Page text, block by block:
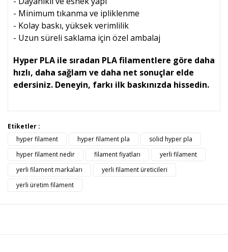
- Minimum tıkanma ve ipliklenme
- Kolay baskı, yüksek verimlilik
- Uzun süreli saklama için özel ambalaj
Hyper PLA ile sıradan PLA filamentlere göre daha
hızlı, daha sağlam ve daha net sonuçlar elde
edersiniz. Deneyin, farkı ilk baskınızda hissedin.
Bu ürüne ilk yorumu siz yapın!
Yorum Yaz
Bu ürünün fiyat bilgisi, resim, ürün açıklamalarında ve diğer
konularda yetersiz gördüğünüz noktaları öneri formunu
kullanarak tarafımıza iletebilirsiniz.
Görüş ve önerileriniz için teşekkür ederiz.
Etiketler :
hyper filament
hyper filament pla
solid hyper pla
hyper filament nedir
filament fiyatları
yerli filament
yerli filament markaları
yerli filament üreticileri
yerli üretim filament